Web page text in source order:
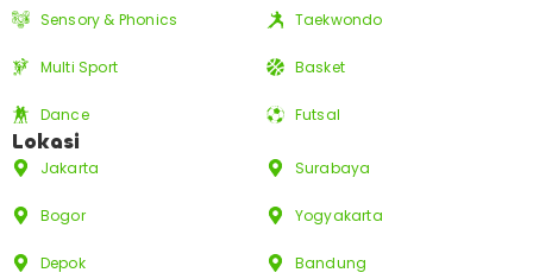
Sensory & Phonics
Multi Sport
Dance
Taekwondo
Basket
Futsal
Lokasi
Jakarta
Bogor
Depok
Surabaya
Yogyakarta
Bandung